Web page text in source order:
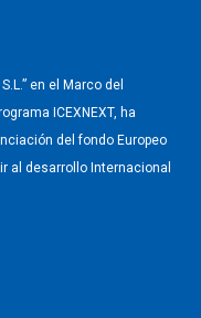
en el Marco del
ICEXNEXT, ha
del fondo Europeo
al desarrollo Internacional